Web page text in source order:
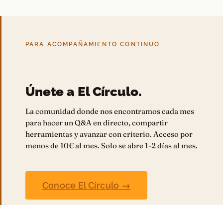
PARA ACOMPAÑAMIENTO CONTINUO
Únete a El Círculo.
La comunidad donde nos encontramos cada mes
para hacer un Q&A en directo, compartir
herramientas y avanzar con criterio. Acceso por
menos de 10€ al mes. Solo se abre 1-2 días al mes.
Conoce El Círculo →